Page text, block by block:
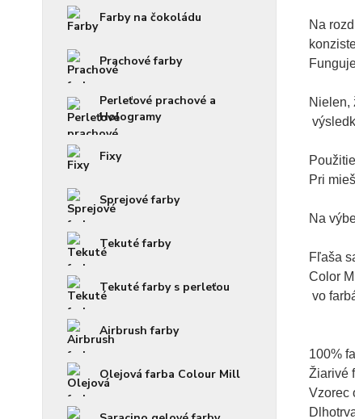
Farby na čokoládu
Prachové farby
Perleťové prachové a
Hologramy
Fixy
Sprejové farby
Tekuté farby
Tekuté farby s perleťou
Airbrush farby
Olejová farba Colour Mill
Na
Nielen,
Pri
Na
Fľaša
Color
vo
100%
Žiarivé
Vzorec